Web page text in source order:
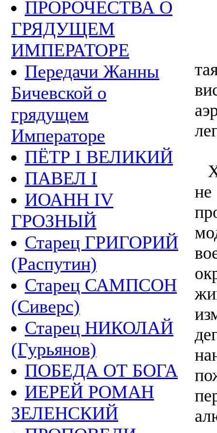
ПРОРОЧЕСТВА О
ГРЯДУЩЕМ
ИМПЕРАТОРЕ
Передачи Жанны
Бичевской о
грядущем
Императоре
ПЁТР I ВЕЛИКИЙ
ПАВЕЛ I
ИОАНН IV
ГРОЗНЫЙ
Старец ГРИГОРИЙ
(Распутин)
Старец САМПСОН
(Сиверс)
Старец НИКОЛАЙ
(Гурьянов)
ПОБЕДА ОТ БОГА
ИЕРЕЙ РОМАН
ЗЕЛЕНСКИЙ